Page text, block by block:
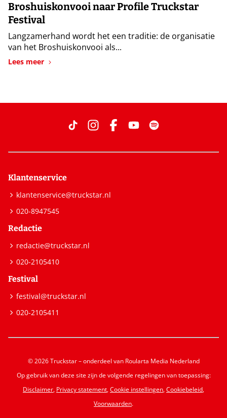
Broshuiskonvooi naar Profile Truckstar
Festival
Langzamerhand wordt het een traditie: de organisatie
van het Broshuiskonvooi als...
Lees meer
Klantenservice
klantenservice@truckstar.nl
020-8947545
Redactie
redactie@truckstar.nl
020-2105410
Festival
festival@truckstar.nl
020-2105411
© 2026 Truckstar – onderdeel van Roularta Media Nederland
Op gebruik van deze site zijn de volgende regelingen van toepassing:
Disclaimer, Privacy statement,Cookie instellingen,Cookiebeleid,
Voorwaarden.